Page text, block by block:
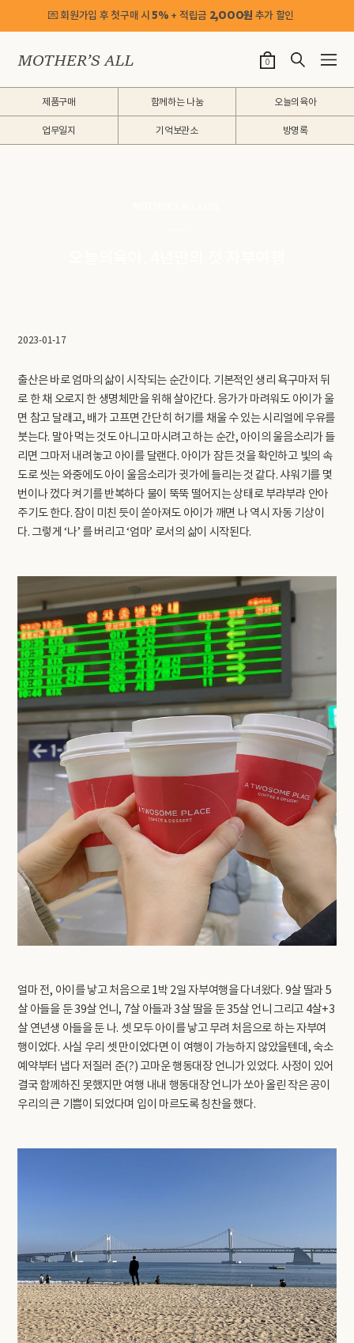
💌 회원가입 후 첫구매 시5% + 적립금 2,OOO원 추가 할인
0
제품구매 함께하는 나눔 오늘의육아
업무일지 기억보관소 방명록
2023-01-17
출산은 바로 엄마의 삶이 시작되는 순간이다. 기본적인 생리 욕구마저 뒤
로 한 채 오로지 한 생명체만을 위해 살아간다. 응가가 마려워도 아이가 울
면 참고 달래고, 배가 고프면 간단히 허기를 채울 수 있는 시리얼에 우유를
붓는다. 말아 먹는 것도 아니고 마시려고 하는 순간, 아이의 울음소리가 들
리면 그마저 내려놓고 아이를 달랜다. 아이가 잠든 것을 확인하고 빛의 속
도로 씻는 와중에도 아이 울음소리가 귓가에 들리는 것 같다. 샤워기를 몇
번이나 껐다 켜기를 반복하다 물이 뚝뚝 떨어지는 상태로 부랴부랴 안아
주기도 한다. 잠이 미친 듯이 쏟아져도 아이가 깨면 나 역시 자동 기상이
다. 그렇게 ‘나’ 를 버리고 ‘엄마’ 로서의 삶이 시작된다.
얼마 전, 아이를 낳고 처음으로 1박 2일 자부여행을 다녀왔다. 9살 딸과 5
살 아들을 둔 39살 언니, 7살 아들과 3살 딸을 둔 35살 언니 그리고 4살+3
살 연년생 아들을 둔 나. 셋 모두 아이를 낳고 무려 처음으로 하는 자부여
행이었다. 사실 우리 셋 만이었다면 이 여행이 가능하지 않았을텐데, 숙소
예약부터 냅다 저질러 준(?) 고마운 행동대장 언니가 있었다. 사정이 있어
결국 함께하진 못했지만 여행 내내 행동대장 언니가 쏘아 올린 작은 공이
우리의 큰 기쁨이 되었다며 입이 마르도록 칭찬을 했다.